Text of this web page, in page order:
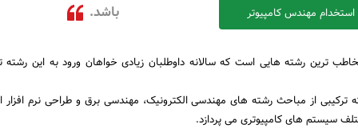
باشد. استخدام مهندس کامپیوتر
ترین رشته هایی است که سالانه داوطلبان زیادی خواهان ورود به این
ترکیبی از مباحث رشته های مهندسی الکترونیک، مهندسی برق و طراحی نرم
سیستم های کامپیوتری می پردازد.